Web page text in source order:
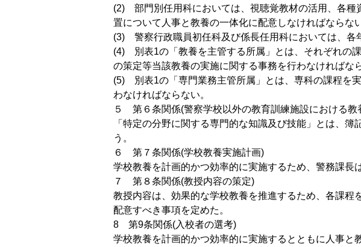
(2) 部門別任用科においては、視聴覚教材の活用、各種
置について人事と教養の一体化に配意しなければならない
(3) 警察行政職員初任科及び係長任用科においては、各
(4) 別表1の「教養を主管する所属」とは、それぞれの
の策定等当該教養の実施に関する事務を行わなければな
(5) 別表1の「専門業務主管所属」とは、専科の課程を
わなければならない。
５ 第６条関係(警察学校以外の教育訓練施設における教
「特定の分野に関する専門的な知識及び技能」とは、
う。
６ 第７条関係(学校教養実施計画)
学校教養を計画的かつ効率的に実施するため、警務課長
７ 第８条関係(教授内容の策定)
教授内容は、効果的な学校教養を推進するため、各課
配意すべき事項を定めた。
8 第9条関係(入校者の選考)
学校教養を計画的かつ効率的に実施するとともに人事